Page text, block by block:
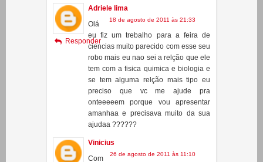
apresentar preciso muito da sua
ajuda ???????
Adriele lima
18 de agosto de 2011 às 21:33
Olá
eu fiz um trebalho para a feira de
ciencias muito parecido com esse seu
robo mais eu nao sei a relção que ele
tem com a fisica quimica e biologia e
se tem alguma relção mais tipo eu
preciso que vc me ajude pra
onteeeeem porque vou apresentar
amanhaa e precisava muito da sua
ajudaa ??????
Responder